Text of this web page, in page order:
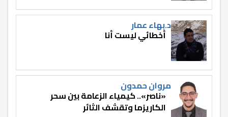
د.بهاء عمار
أخطائي ليست أنا
مروان حمدون
«ناصر».. كيمياء الزعامة بين سحر
الكاريزما وتقشف الثائر